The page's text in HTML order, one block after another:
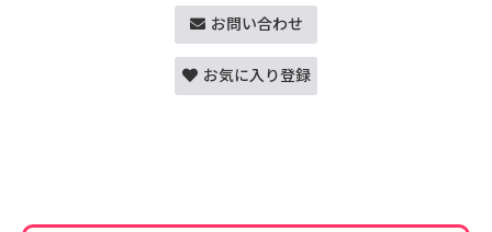
お問い合わせ
お気に入り登録